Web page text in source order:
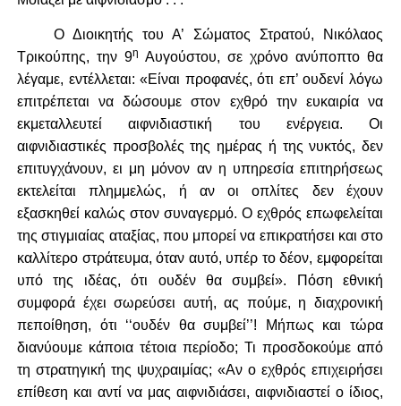
Ο Διοικητής του Α’ Σώματος Στρατού, Νικόλαος
Τρικούπης, την 9η Αυγούστου, σε χρόνο ανύποπτο θα
λέγαμε, εντέλλεται: «Είναι προφανές, ότι επ’ ουδενί λόγω
επιτρέπεται να δώσουμε στον εχθρό την ευκαιρία να
εκμεταλλευτεί αιφνιδιαστική του ενέργεια. Οι
αιφνιδιαστικές προσβολές της ημέρας ή της νυκτός, δεν
επιτυγχάνουν, ει μη μόνον αν η υπηρεσία επιτηρήσεως
εκτελείται πλημμελώς, ή αν οι οπλίτες δεν έχουν
εξασκηθεί καλώς στον συναγερμό. Ο εχθρός επωφελείται
της στιγμιαίας αταξίας, που μπορεί να επικρατήσει και στο
καλλίτερο στράτευμα, όταν αυτό, υπέρ το δέον, εμφορείται
υπό της ιδέας, ότι ουδέν θα συμβεί». Πόση εθνική
συμφορά έχει σωρεύσει αυτή, ας πούμε, η διαχρονική
πεποίθηση, ότι ‘‘ουδέν θα συμβεί’’! Μήπως και τώρα
διανύουμε κάποια τέτοια περίοδο; Τι προσδοκούμε από
τη στρατηγική της ψυχραιμίας; «Αν ο εχθρός επιχειρήσει
επίθεση και αντί να μας αιφνιδιάσει, αιφνιδιαστεί ο ίδιος,